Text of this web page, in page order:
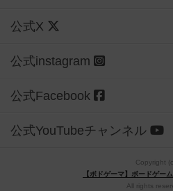
公式X
公式instagram
公式Facebook
公式YouTubeチャンネル
Copyright
【ボドゲーマ】ボードゲー
All rights